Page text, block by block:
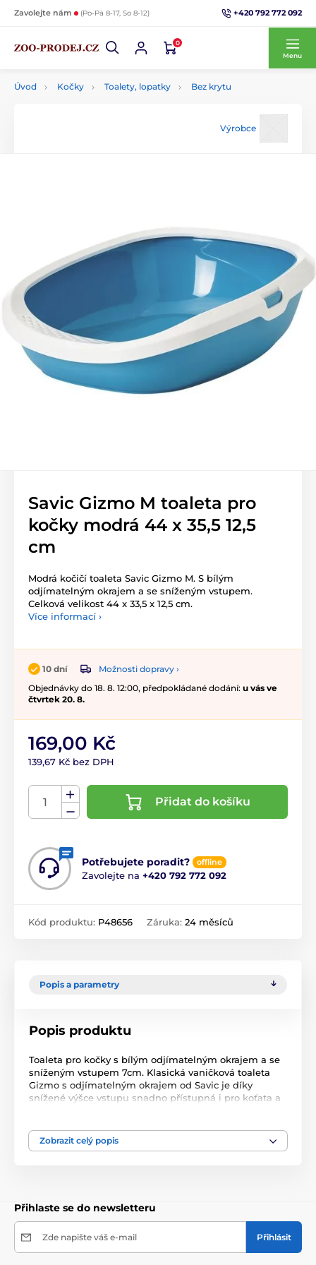
Zavolejte nám (Po-Pá 8-17, So 8-12) +420 792 772 092
0
Menu
Úvod Kočky Toalety, lopatky Bez krytu
Výrobce
Savic Gizmo M toaleta pro
kočky modrá 44 x 35,5 12,5
cm
Modrá kočičí toaleta Savic Gizmo M. S bílým
odjímatelným okrajem a se sníženým vstupem.
Celková velikost 44 x 33,5 x 12,5 cm.
Více informací ›
10 dní
Možnosti dopravy ›
Objednávky do 18. 8. 12:00, předpokládané dodání: u vás ve
čtvrtek 20. 8.
169,00 Kč
139,67 Kč bez DPH
Přidat do košíku
Potřebujete poradit? offline
Zavolejte na +420 792 772 092
Kód produktu: P48656 Záruka: 24 měsíců
Popis a parametry
Popis produktu
Toaleta pro kočky s bílým odjímatelným okrajem a se
sníženým vstupem 7cm. Klasická vaničková toaleta
Gizmo s odjímatelným okrajem od Savic je díky
snížené výšce vstupu snadno přístupná i pro koťata a
toalety čisté. Okraj je možno sundat a to usnadňuje
její čištění. Celková velikost 44 x 33,5 x 12,5 cm. Barva
Zobrazit celý popis
Přihlaste se do newsletteru
Zde napište váš e-mail Přihlásit